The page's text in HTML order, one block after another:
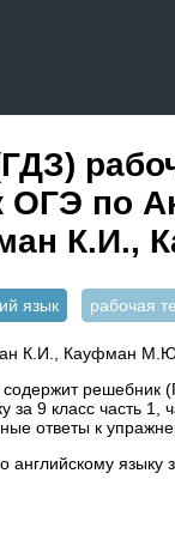
ОГЭ по
К.И.,
язык рабочая
К.И., Кауфман
решебник
за 9 класс часть
ответы к
английскому